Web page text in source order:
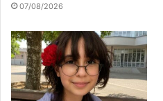
07/08/2026